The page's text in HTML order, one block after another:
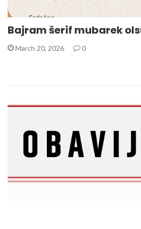
Bajram šerif mubarek
March 20, 2026 0